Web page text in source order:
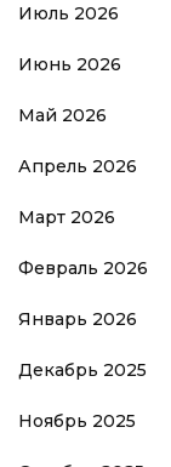
Июль 2026
Июнь 2026
Май 2026
Апрель 2026
Март 2026
Февраль 2026
Январь 2026
Декабрь 2025
Ноябрь 2025